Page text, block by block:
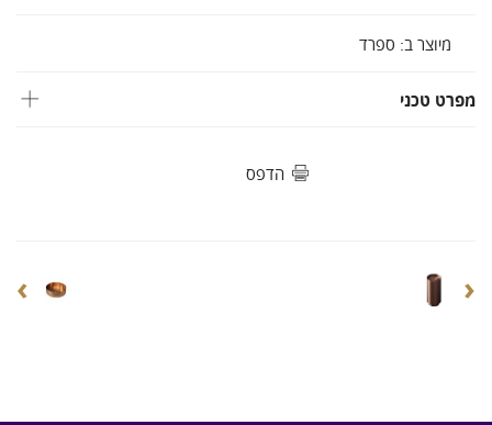
מיוצר ב: ספרד
מפרט טכני
הדפס
‹
›